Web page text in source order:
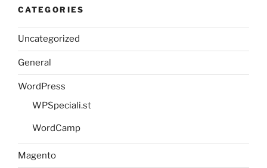
CATEGORIES
Uncategorized
General
WordPress
WPSpeciali.st
WordCamp
Magento